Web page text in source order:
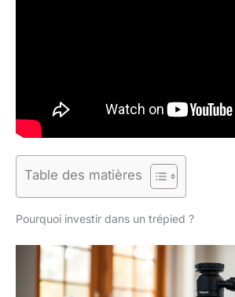
Table des matières
Pourquoi investir dans un trépied ?